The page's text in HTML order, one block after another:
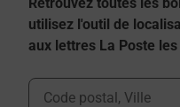
utilisez l'outil de
aux lettres La Poste
Ville, Département, Code